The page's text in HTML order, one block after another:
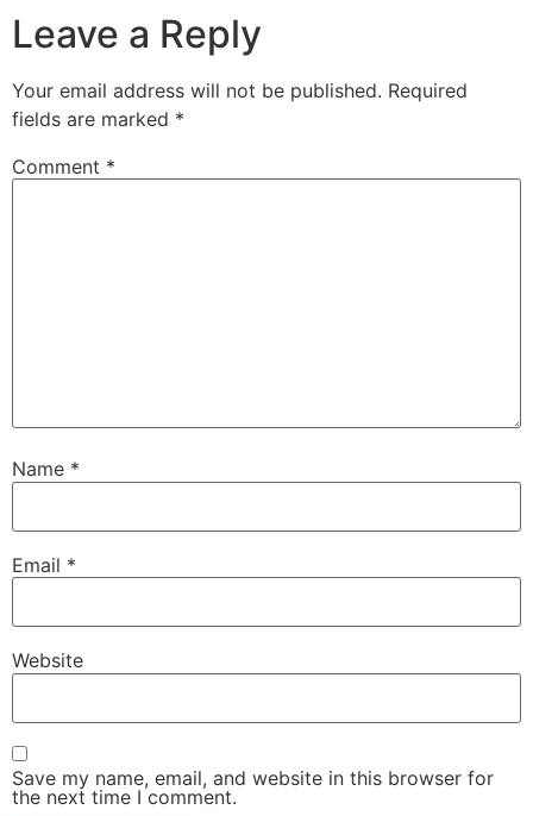
Leave a Reply
Your email address will not be published. Required
fields are marked *
Comment *
Name *
Email *
Website
Save my name, email, and website in this browser for
the next time I comment.